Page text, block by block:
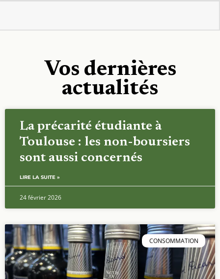
Vos dernières
actualités
La précarité étudiante à
Toulouse : les non-boursiers
sont aussi concernés
LIRE LA SUITE »
24 février 2026
CONSOMMATION